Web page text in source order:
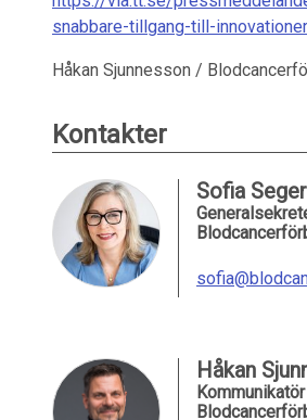
snabbare-tillgang-till-
Håkan Sjunnesson /
Kontakter
Sofia
Håkan
Kommunikatör